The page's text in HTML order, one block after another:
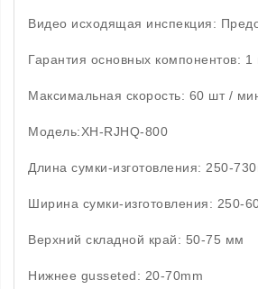
Видео исходящая инспекция:
Гарантия основных компонентов: 1
Максимальная скорость: 60 шт /
Модель:XH-RJHQ-800
Длина сумки-изготовления: 250-
Ширина сумки-изготовления: 250-
Верхний складной край: 50-75 мм
Нижнее gusseted: 20-70mm